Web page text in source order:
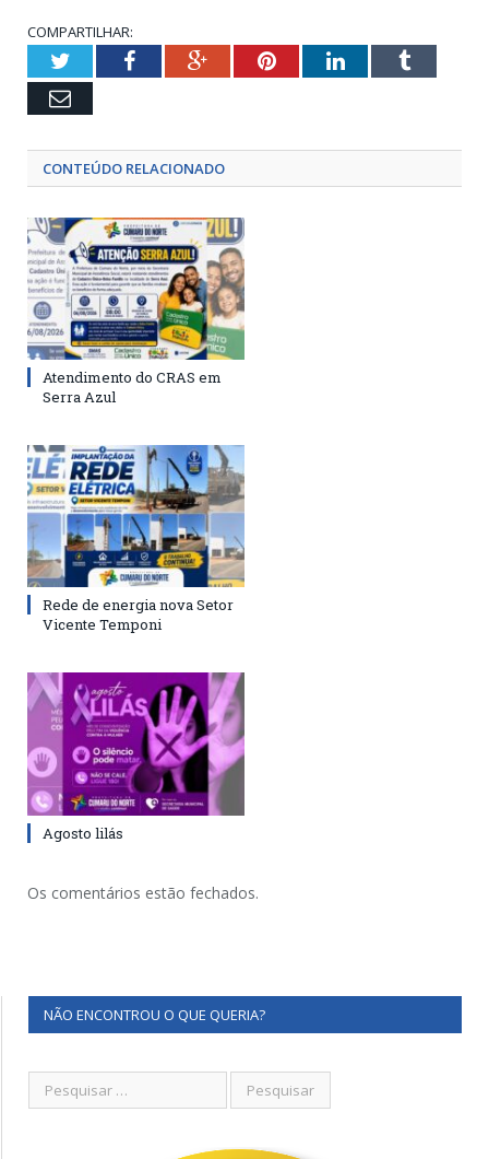
COMPARTILHAR:
TwitterFacebookGoogle+PinterestLinkedInTumblr
Email
CONTEÚDO RELACIONADO
Atendimento do CRAS em
Serra Azul
Rede de energia nova Setor
Vicente Temponi
Agosto lilás
Os comentários estão fechados.
NÃO ENCONTROU O QUE QUERIA?